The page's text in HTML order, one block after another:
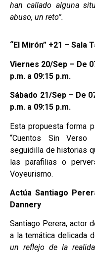
han callado alguna
abuso, un reto”.
“El Mirón” +21 – Sala
Viernes 20/Sep – De
p.m. a 09:15 p.m.
Sábado 21/Sep – De
p.m. a 09:15 p.m.
Esta propuesta forma
“Cuentos Sin Verso
seguidilla de historias
las parafilias o
Voyeurismo.
Actúa Santiago
Dannery
Santiago Perera, actor
a la temática delicada
un reflejo de la